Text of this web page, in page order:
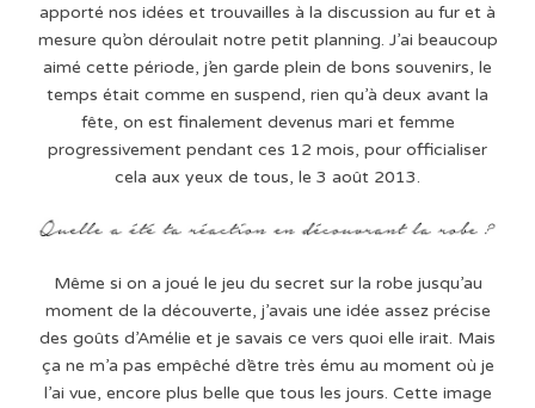
apporté nos idées et trouvailles à la discussion au fur et à
mesure qu’on déroulait notre petit planning. J’ai beaucoup
aimé cette période, j’en garde plein de bons souvenirs, le
temps était comme en suspend, rien qu’à deux avant la
fête, on est finalement devenus mari et femme
progressivement pendant ces 12 mois, pour officialiser
cela aux yeux de tous, le 3 août 2013.
Même si on a joué le jeu du secret sur la robe jusqu’au
moment de la découverte, j’avais une idée assez précise
des goûts d’Amélie et je savais ce vers quoi elle irait. Mais
ça ne m’a pas empêché d’être très ému au moment où je
l’ai vue, encore plus belle que tous les jours. Cette image